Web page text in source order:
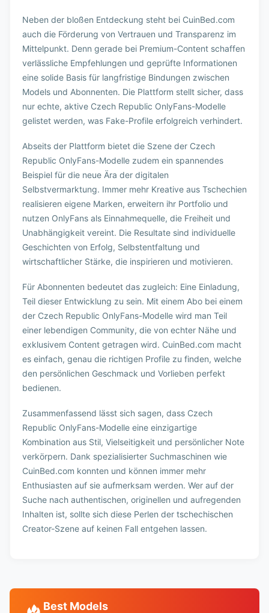
Neben der bloßen Entdeckung steht bei CuinBed.com
auch die Förderung von Vertrauen und Transparenz im
Mittelpunkt. Denn gerade bei Premium-Content schaffen
verlässliche Empfehlungen und geprüfte Informationen
eine solide Basis für langfristige Bindungen zwischen
Models und Abonnenten. Die Plattform stellt sicher, dass
nur echte, aktive Czech Republic OnlyFans-Modelle
gelistet werden, was Fake-Profile erfolgreich verhindert.
Abseits der Plattform bietet die Szene der Czech
Republic OnlyFans-Modelle zudem ein spannendes
Beispiel für die neue Ära der digitalen
Selbstvermarktung. Immer mehr Kreative aus Tschechien
realisieren eigene Marken, erweitern ihr Portfolio und
nutzen OnlyFans als Einnahmequelle, die Freiheit und
Unabhängigkeit vereint. Die Resultate sind individuelle
Geschichten von Erfolg, Selbstentfaltung und
wirtschaftlicher Stärke, die inspirieren und motivieren.
Für Abonnenten bedeutet das zugleich: Eine Einladung,
Teil dieser Entwicklung zu sein. Mit einem Abo bei einem
der Czech Republic OnlyFans-Modelle wird man Teil
einer lebendigen Community, die von echter Nähe und
exklusivem Content getragen wird. CuinBed.com macht
es einfach, genau die richtigen Profile zu finden, welche
den persönlichen Geschmack und Vorlieben perfekt
bedienen.
Zusammenfassend lässt sich sagen, dass Czech
Republic OnlyFans-Modelle eine einzigartige
Kombination aus Stil, Vielseitigkeit und persönlicher Note
verkörpern. Dank spezialisierter Suchmaschinen wie
CuinBed.com konnten und können immer mehr
Enthusiasten auf sie aufmerksam werden. Wer auf der
Suche nach authentischen, originellen und aufregenden
Inhalten ist, sollte sich diese Perlen der tschechischen
Creator-Szene auf keinen Fall entgehen lassen.
Best Models